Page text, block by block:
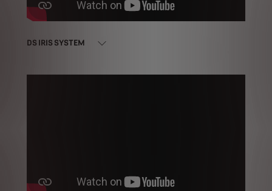
DS IRIS SYSTEM